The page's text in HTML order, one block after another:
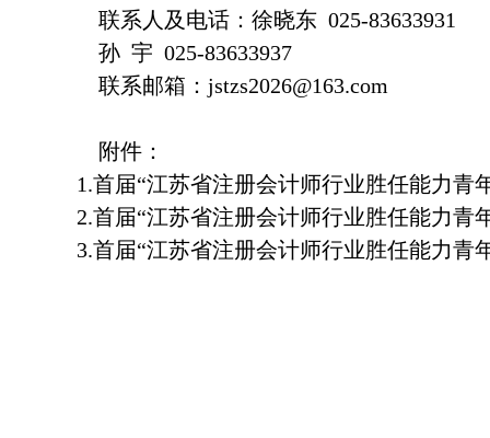
联系人及电话：徐晓东 025-83633931
孙 宇 025-83633937
联系邮箱： jstzs2026@163.com
附件：
1.首届“江苏省注册会计师行业胜任能力青
2.首届“江苏省注册会计师行业胜任能力青
3.首届“江苏省注册会计师行业胜任能力青